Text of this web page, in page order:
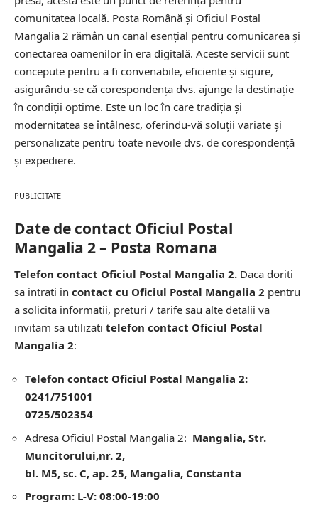
comunitatea locală. Posta Română și Oficiul Postal
Mangalia 2 rămân un canal esențial pentru comunicarea și
conectarea oamenilor în era digitală. Aceste servicii sunt
concepute pentru a fi convenabile, eficiente și sigure,
asigurându-se că corespondența dvs. ajunge la destinație
în condiții optime. Este un loc în care tradiția și
modernitatea se întâlnesc, oferindu-vă soluții variate și
personalizate pentru toate nevoile dvs. de corespondență
și expediere.
PUBLICITATE
Date de contact Oficiul Postal
Mangalia 2 – Posta Romana
Telefon contact Oficiul Postal Mangalia 2. Daca doriti
sa intrati in contact cu Oficiul Postal Mangalia 2 pentru
a solicita informatii, preturi / tarife sau alte detalii va
invitam sa utilizati telefon contact Oficiul Postal
Mangalia 2:
Telefon contact Oficiul Postal Mangalia 2:
0241/751001
0725/502354
Adresa Oficiul Postal Mangalia 2: Mangalia, Str.
Muncitorului,nr. 2,
bl. M5, sc. C, ap. 25, Mangalia, Constanta
Program: L-V: 08:00-19:00